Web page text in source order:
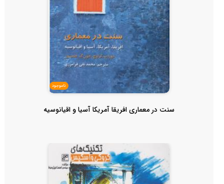
ناموجود
سنت در معماری افریقا آمریکا آسیا و اقیانوسیه